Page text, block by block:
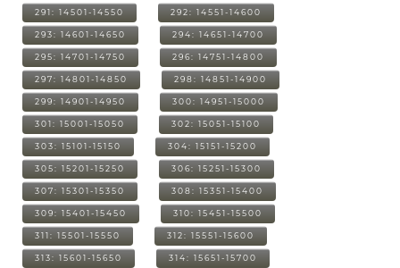
291: 14501-14550 292: 14551-14600
293: 14601-14650 294: 14651-14700
295: 14701-14750 296: 14751-14800
297: 14801-14850 298: 14851-14900
299: 14901-14950 300: 14951-15000
301: 15001-15050 302: 15051-15100
303: 15101-15150 304: 15151-15200
305: 15201-15250 306: 15251-15300
307: 15301-15350 308: 15351-15400
309: 15401-15450 310: 15451-15500
311: 15501-15550 312: 15551-15600
313: 15601-15650 314: 15651-15700